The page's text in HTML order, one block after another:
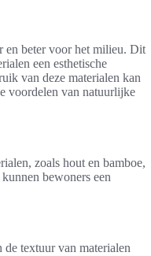
en beter voor het milieu. Dit
een esthetische
van deze materialen kan
voordelen van natuurlijke
zoals hout en bamboe,
bewoners een
de textuur van materialen